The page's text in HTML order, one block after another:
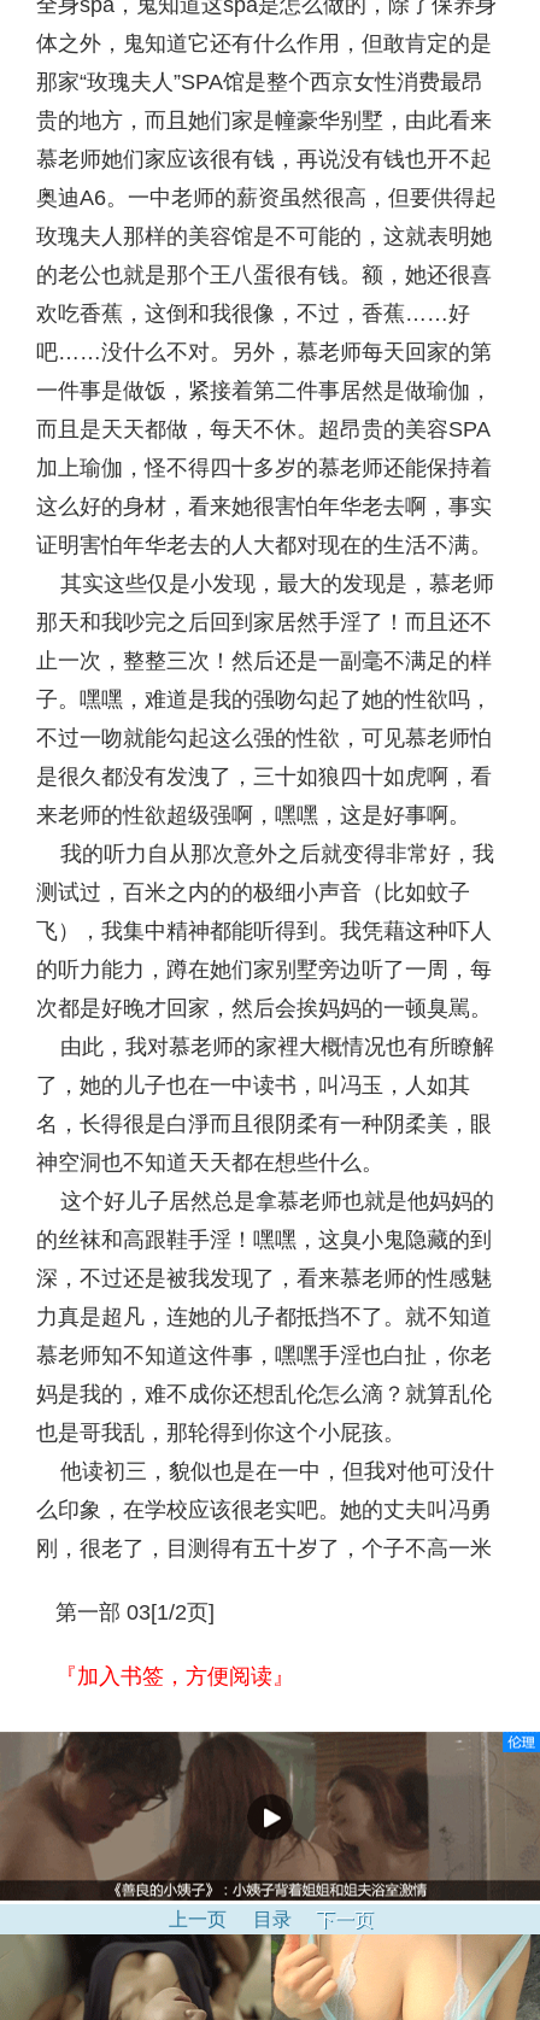
全身spa，鬼知道这spa是怎么做的，除了保养身
体之外，鬼知道它还有什么作用，但敢肯定的是
那家“玫瑰夫人”SPA馆是整个西京女性消费最昂
贵的地方，而且她们家是幢豪华别墅，由此看来
慕老师她们家应该很有钱，再说没有钱也开不起
奥迪A6。一中老师的薪资虽然很高，但要供得起
玫瑰夫人那样的美容馆是不可能的，这就表明她
的老公也就是那个王八蛋很有钱。额，她还很喜
欢吃香蕉，这倒和我很像，不过，香蕉……好
吧……没什么不对。另外，慕老师每天回家的第
一件事是做饭，紧接着第二件事居然是做瑜伽，
而且是天天都做，每天不休。超昂贵的美容SPA
加上瑜伽，怪不得四十多岁的慕老师还能保持着
这么好的身材，看来她很害怕年华老去啊，事实
证明害怕年华老去的人大都对现在的生活不满。
其实这些仅是小发现，最大的发现是，慕老师
那天和我吵完之后回到家居然手淫了！而且还不
止一次，整整三次！然后还是一副毫不满足的样
子。嘿嘿，难道是我的强吻勾起了她的性欲吗，
不过一吻就能勾起这么强的性欲，可见慕老师怕
是很久都没有发洩了，三十如狼四十如虎啊，看
来老师的性欲超级强啊，嘿嘿，这是好事啊。
我的听力自从那次意外之后就变得非常好，我
测试过，百米之内的的极细小声音（比如蚊子
飞），我集中精神都能听得到。我凭藉这种吓人
的听力能力，蹲在她们家别墅旁边听了一周，每
次都是好晚才回家，然后会挨妈妈的一顿臭駡。
由此，我对慕老师的家裡大概情况也有所瞭解
了，她的儿子也在一中读书，叫冯玉，人如其
名，长得很是白淨而且很阴柔有一种阴柔美，眼
神空洞也不知道天天都在想些什么。
这个好儿子居然总是拿慕老师也就是他妈妈的
的丝袜和高跟鞋手淫！嘿嘿，这臭小鬼隐藏的到
深，不过还是被我发现了，看来慕老师的性感魅
力真是超凡，连她的儿子都抵挡不了。就不知道
慕老师知不知道这件事，嘿嘿手淫也白扯，你老
妈是我的，难不成你还想乱伦怎么滴？就算乱伦
也是哥我乱，那轮得到你这个小屁孩。
他读初三，貌似也是在一中，但我对他可没什
么印象，在学校应该很老实吧。她的丈夫叫冯勇
刚，很老了，目测得有五十岁了，个子不高一米
第一部 03[1/2页]
『加入书签，方便阅读』
上一页 目录 下一页